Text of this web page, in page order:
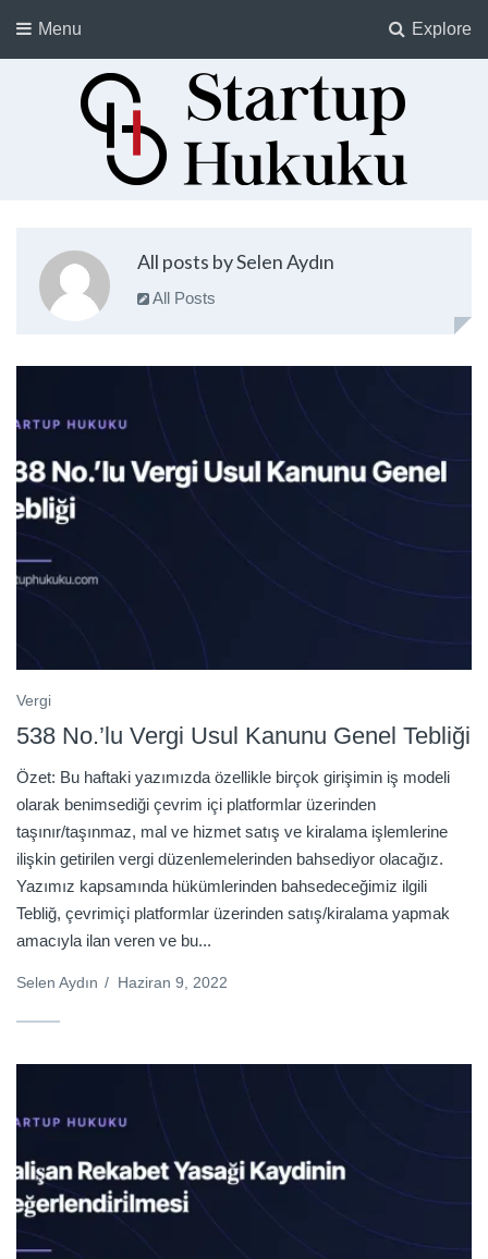
Explore
Menu
All posts by Selen Aydın
All Posts
Vergi
538 No.’lu Vergi Usul Kanunu Genel Tebliği
Özet: Bu haftaki yazımızda özellikle birçok girişimin iş modeli
olarak benimsediği çevrim içi platformlar üzerinden
taşınır/taşınmaz, mal ve hizmet satış ve kiralama işlemlerine
ilişkin getirilen vergi düzenlemelerinden bahsediyor olacağız.
Yazımız kapsamında hükümlerinden bahsedeceğimiz ilgili
Tebliğ, çevrimiçi platformlar üzerinden satış/kiralama yapmak
amacıyla ilan veren ve bu...
Selen Aydın / Haziran 9, 2022